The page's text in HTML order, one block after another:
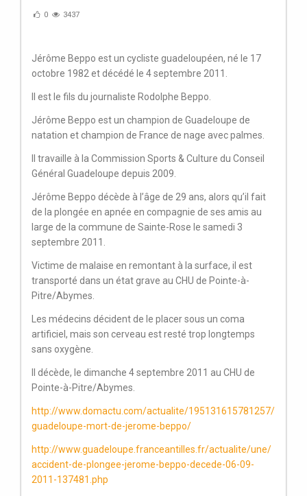
0 3437
Jérôme Beppo est un cycliste guadeloupéen, né le 17
octobre 1982 et décédé le 4 septembre 2011.
Il est le fils du journaliste Rodolphe Beppo.
Jérôme Beppo est un champion de Guadeloupe de
natation et champion de France de nage avec palmes.
Il travaille à la Commission Sports & Culture du Conseil
Général Guadeloupe depuis 2009.
Jérôme Beppo décède à l’âge de 29 ans, alors qu’il fait
de la plongée en apnée en compagnie de ses amis au
large de la commune de Sainte-Rose le samedi 3
septembre 2011.
Victime de malaise en remontant à la surface, il est
transporté dans un état grave au CHU de Pointe-à-
Pitre/Abymes.
Les médecins décident de le placer sous un coma
artificiel, mais son cerveau est resté trop longtemps
sans oxygène.
Il décède, le dimanche 4 septembre 2011 au CHU de
Pointe-à-Pitre/Abymes.
http://www.domactu.com/actualite/195131615781257/
guadeloupe-mort-de-jerome-beppo/
http://www.guadeloupe.franceantilles.fr/actualite/une/
accident-de-plongee-jerome-beppo-decede-06-09-
2011-137481.php